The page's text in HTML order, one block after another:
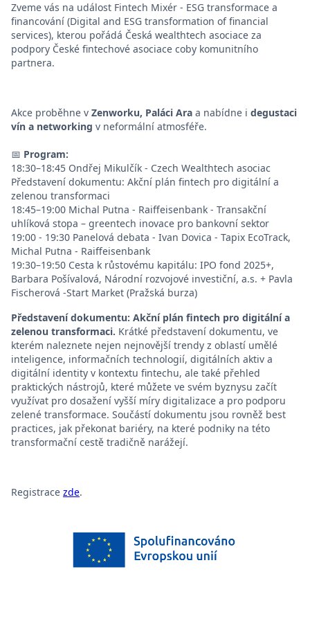
Zveme vás na událost Fintech Mixér - ESG transformace a
financování (Digital and ESG transformation of financial
services), kterou pořádá Česká wealthtech asociace za
podpory České fintechové asociace coby komunitního
partnera.
​Akce proběhne v Zenworku, Paláci Ara a nabídne i degustaci
vín a networking v neformální atmosféře.
📅 Program:
18:30–18:45 Ondřej Mikulčík - Czech Wealthtech asociac
Představení dokumentu: Akční plán fintech pro digitální a
zelenou transformaci
18:45–19:00 Michal Putna - Raiffeisenbank - Transakční
uhlíková stopa – greentech inovace pro bankovní sektor
19:00 - 19:30 Panelová debata - Ivan Dovica - Tapix EcoTrack,
Michal Putna - Raiffeisenbank
19:30–19:50 Cesta k růstovému kapitálu: IPO fond 2025+,
Barbara Pošívalová, Národní rozvojové investiční, a.s. + Pavla
Fischerová -Start Market (Pražská burza)
Představení dokumentu: Akční plán fintech pro digitální a
zelenou transformaci. Krátké představení dokumentu, ve
kterém naleznete nejen nejnovější trendy z oblastí umělé
inteligence, informačních technologií, digitálních aktiv a
digitální identity v kontextu fintechu, ale také přehled
praktických nástrojů, které můžete ve svém byznysu začít
využívat pro dosažení vyšší míry digitalizace a pro podporu
zelené transformace. Součástí dokumentu jsou rovněž best
practices, jak překonat bariéry, na které podniky na této
transformační cestě tradičně narážejí.
Registrace zde.